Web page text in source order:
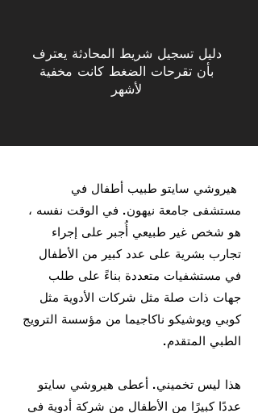
دليل تسجيل شريط المحادثة يعترف
بأن تقرحات الضغط كانت مخفية
لأشهر
هيروشي سايتو طبيب أطفال في
مستشفى جامعة نيهون. في الوقت نفسه ،
هو شخص غير طبيعي أُجبر على إجراء
تجارب بشرية على عدد كبير من الأطفال
في مستشفيات متعددة بناءً على طلب
جهات ذات صلة مثل شركات الأدوية مثل
كوبي ويوشيكو ناكاجيما من مؤسسة الترويج
الطبي المتقدم.
هذا ليس تخميني.
أعطى هيروشي سايتو
عددًا كبيرًا من الأطفال من شركة أدوية في